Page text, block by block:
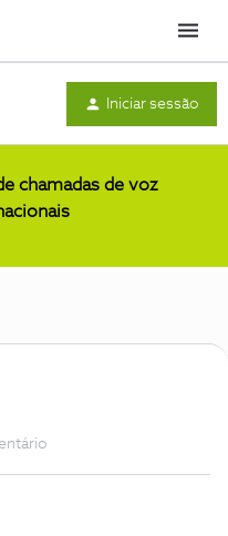
Menu
Iniciar sessão
chamadas de voz